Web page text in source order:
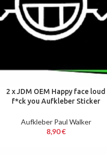
2 x JDM OEM Happy face loud
f*ck you Aufkleber Sticker
Aufkleber Paul Walker
8,90€